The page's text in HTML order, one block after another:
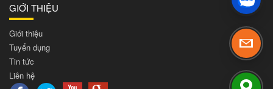
GIỚI THIỆU
Giới thiệu
Tuyển dụng
Tin tức
Liên hệ